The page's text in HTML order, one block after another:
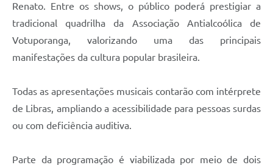
Renato. Entre os shows, o público poderá prestigiar a
tradicional quadrilha da Associação Antialcoólica de
Votuporanga, valorizando uma das principais
manifestações da cultura popular brasileira.
Todas as apresentações musicais contarão com intérprete
de Libras, ampliando a acessibilidade para pessoas surdas
ou com deficiência auditiva.
Parte da programação é viabilizada por meio de dois